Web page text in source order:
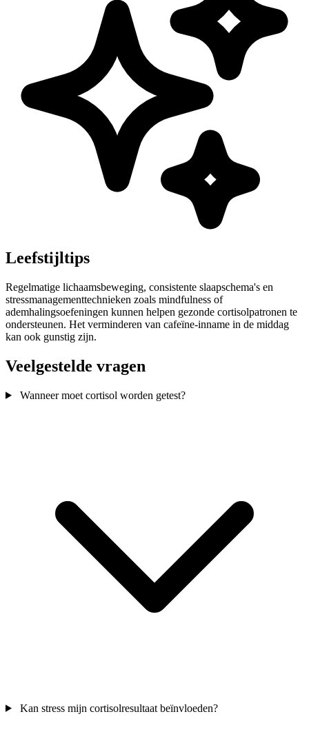
Leefstijltips
Regelmatige lichaamsbeweging, consistente slaapschema's en
stressmanagementtechnieken zoals mindfulness of
ademhalingsoefeningen kunnen helpen gezonde cortisolpatronen te
ondersteunen. Het verminderen van cafeïne-inname in de middag
kan ook gunstig zijn.
Veelgestelde vragen
Wanneer moet cortisol worden getest?
Kan stress mijn cortisolresultaat beïnvloeden?